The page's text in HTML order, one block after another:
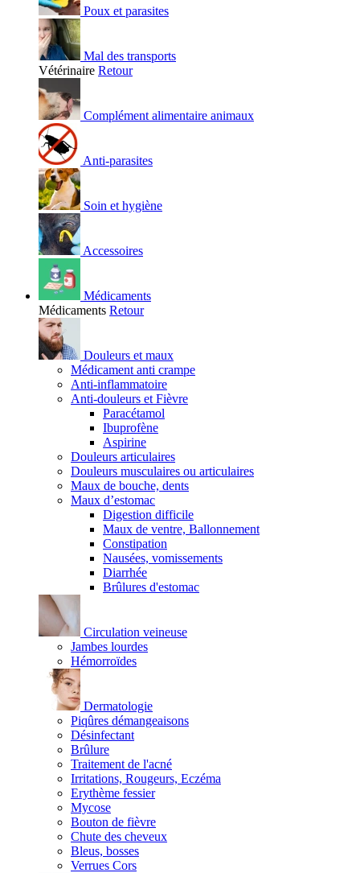
Poux et parasites
Mal des transports
Vétérinaire Retour
Complément alimentaire animaux
Anti-parasites
Soin et hygiène
Accessoires
Médicaments
Médicaments Retour
Douleurs et maux
Médicament anti crampe
Anti-inflammatoire
Anti-douleurs et Fièvre
Paracétamol
Ibuprofène
Aspirine
Douleurs articulaires
Douleurs musculaires ou articulaires
Maux de bouche, dents
Maux d’estomac
Digestion difficile
Maux de ventre, Ballonnement
Constipation
Nausées, vomissements
Diarrhée
Brûlures d'estomac
Circulation veineuse
Jambes lourdes
Hémorroïdes
Dermatologie
Piqûres démangeaisons
Désinfectant
Brûlure
Traitement de l'acné
Irritations, Rougeurs, Eczéma
Erythème fessier
Mycose
Bouton de fièvre
Chute des cheveux
Bleus, bosses
Verrues Cors